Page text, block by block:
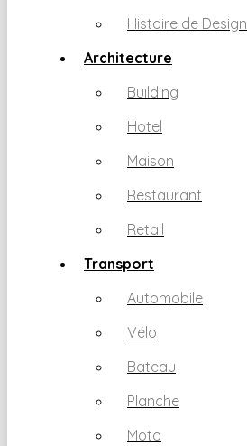
Histoire de Design
Architecture
Building
Hotel
Maison
Restaurant
Retail
Transport
Automobile
Vélo
Bateau
Planche
Moto